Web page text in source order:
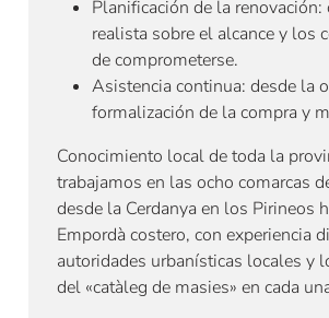
Planificación de la renovación:
realista sobre el alcance y los
de comprometerse.
Asistencia continua: desde la
formalización de la compra y
Conocimiento local de toda la
trabajamos en las ocho comarcas
desde la Cerdanya en los Pirineos
Empordà costero, con experiencia
autoridades urbanísticas locales y
del «catàleg de masies» en cada